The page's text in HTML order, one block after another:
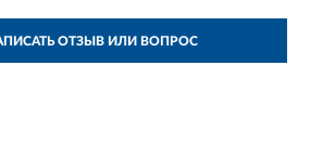
ОТЗЫВ ИЛИ ВОПРОС